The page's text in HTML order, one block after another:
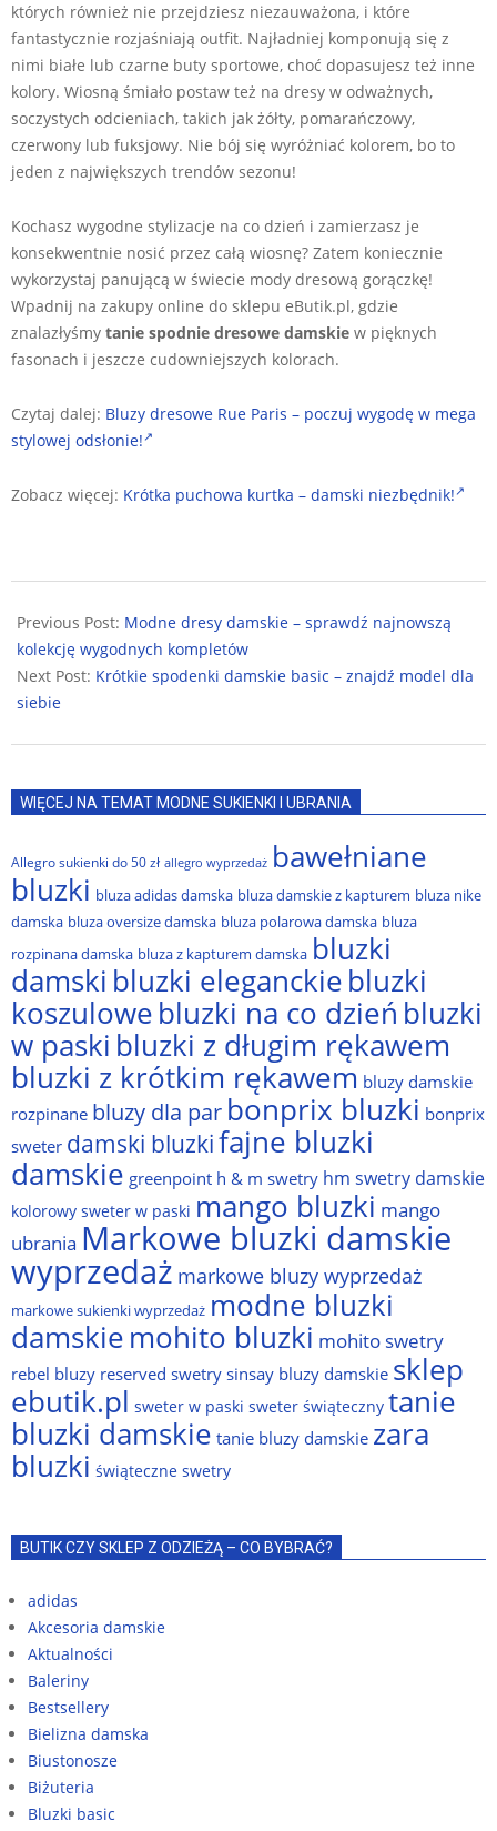
których również nie przejdziesz niezauważona, i które
fantastycznie rozjaśniają outfit. Najładniej komponują się z
nimi białe lub czarne buty sportowe, choć dopasujesz też inne
kolory. Wiosną śmiało postaw też na dresy w odważnych,
soczystych odcieniach, takich jak żółty, pomarańczowy,
czerwony lub fuksjowy. Nie bój się wyróżniać kolorem, bo to
jeden z największych trendów sezonu!
Kochasz wygodne stylizacje na co dzień i zamierzasz je
konsekwentnie nosić przez całą wiosnę? Zatem koniecznie
wykorzystaj panującą w świecie mody dresową gorączkę!
Wpadnij na zakupy online do sklepu eButik.pl, gdzie
znalazłyśmy tanie spodnie dresowe damskie w pięknych
fasonach i jeszcze cudowniejszych kolorach.
Czytaj dalej: Bluzy dresowe Rue Paris – poczuj wygodę w mega
stylowej odsłonie!
Zobacz więcej: Krótka puchowa kurtka – damski niezbędnik!
03-
11
Previous Post: Modne dresy damskie – sprawdź najnowszą
kolekcję wygodnych kompletów
Next Post: Krótkie spodenki damskie basic – znajdź model dla
siebie
WIĘCEJ NA TEMAT MODNE SUKIENKI I UBRANIA
Allegro sukienki do 50 zł allegro wyprzedaż bawełniane
bluzki bluza adidas damska bluza damskie z kapturem bluza nike
damska bluza oversize damska bluza polarowa damska bluza
rozpinana damska bluza z kapturem damska bluzki
damski bluzki eleganckie bluzki
koszulowe bluzki na co dzień bluzki
w paski bluzki z długim rękawem
bluzki z krótkim rękawem bluzy damskie
rozpinane bluzy dla par bonprix bluzki bonprix
sweter damski bluzkifajne bluzki
damskie greenpoint h & m swetry hm swetry damskie
kolorowy sweter w paski mango bluzki mango
ubrania Markowe bluzki damskie
wyprzedaż markowe bluzy wyprzedaż
markowe sukienki wyprzedaż modne bluzki
damskiemohito bluzki mohito swetry
rebel bluzy reserved swetrysinsay bluzy damskie sklep
ebutik.pl sweter w paski sweter świąteczny tanie
bluzki damskie tanie bluzy damskie zara
bluzki świąteczne swetry
BUTIK CZY SKLEP Z ODZIEŻĄ – CO BYBRAĆ?
adidas
Akcesoria damskie
Aktualności
Baleriny
Bestsellery
Bielizna damska
Biustonosze
Biżuteria
Bluzki basic